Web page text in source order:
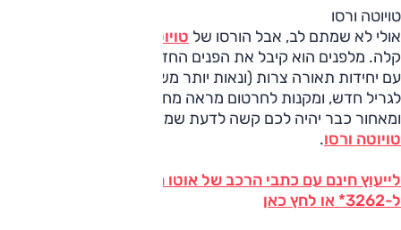
טויוטה ורסו
אולי לא שמתם לב, אבל הורסו של טויוטה
קלה. מלפנים הוא קיבל את הפנים החדשות של היצרנית היפנית,
עם יחידות תאורה צרות (ונאות יותר משמעותית) שמתחברות
לגריל חדש, ומקנות לחרטום מראה מחודד יותר. אבל מהצד
ומאחור כבר יהיה לכם קשה לדעת שמדובר בדגם המעודכן של
טויוטה ורסו.
לייעוץ חינם עם כתבי הרכב של אוטו חייג על טויוטה ורסו
ל-3262* או לחץ כאן